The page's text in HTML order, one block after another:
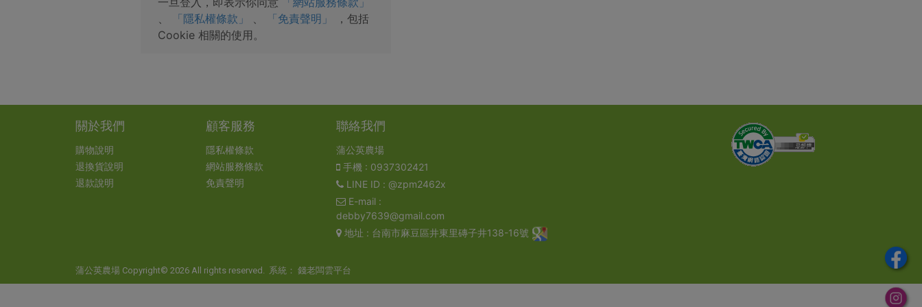
「隱私權條款」 「免責聲明」
，包括
Cookie 相關的使用。
關於我們
購物說明
退換貨說明
退款說明
顧客服務
隱私權條款
網站服務條款
免責聲明
聯絡我們
蒲公英農場
手機 : 0937302421
LINE ID : @zpm2462x
E-mail :
debby7639@gmail.com
地址 : 台南市麻豆區井東里磚子井138-16號
蒲公英農場 Copyright© 2026 All rights reserved. 系統： 錢老闆雲平台